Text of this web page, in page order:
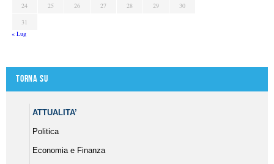
24
25 26 27 28 29
30
31
« Lug
Torna su
ATTUALITA’
Politica
Economia e Finanza